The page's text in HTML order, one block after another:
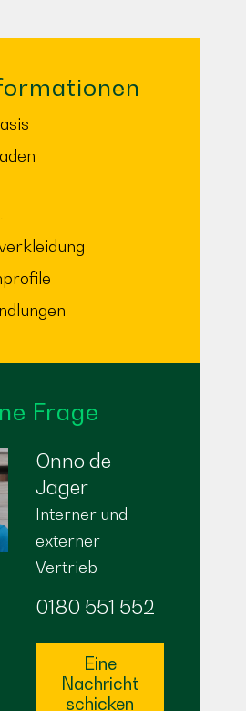
Frage
Onno de
Jager
Interner und
externer
Vertrieb
0180 551 552
Eine
Nachricht
schicken